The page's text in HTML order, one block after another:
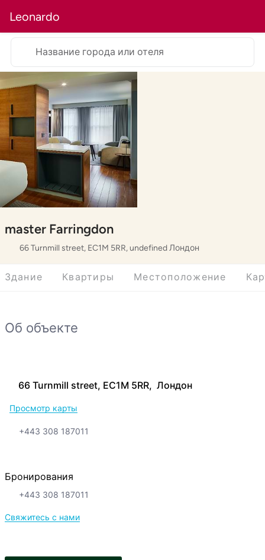
Leonardo
master Farringdon
66 Turnmill street, EC1M 5RR, undefined Лондон
Название города или отеля
Здание Квартиры Местоположение
66 Turnmill street, EC1M 5RR, Лондон
Просмотр карты
+443 308 187011
Бронирования
+443 308 187011
Свяжитесь с нами
Об объекте